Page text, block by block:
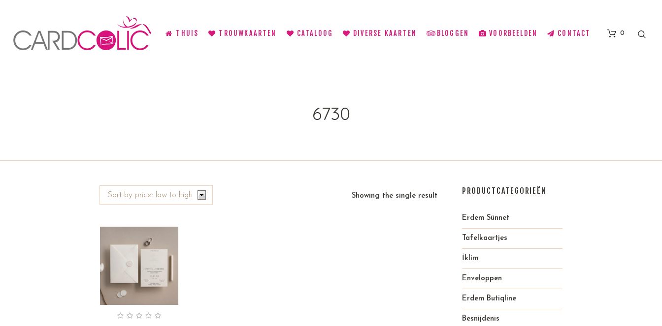
0
THUIS TROUWKAARTEN CATALOOG DIVERSE KAARTEN BLOGGEN VOORBEELDEN CONTACT
6730
Showing the single result
PRODUCTCATEGORIEËN
Erdem Sünnet
Tafelkaartjes
İklim
Enveloppen
Erdem Butiqline
Besnijdenis